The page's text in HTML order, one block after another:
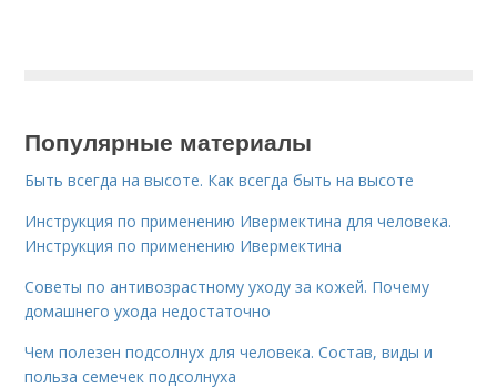
Популярные материалы
Быть всегда на высоте. Как всегда быть на высоте
Инструкция по применению Ивермектина для человека.
Инструкция по применению Ивермектина
Советы по антивозрастному уходу за кожей. Почему
домашнего ухода недостаточно
Чем полезен подсолнух для человека. Состав, виды и
польза семечек подсолнуха